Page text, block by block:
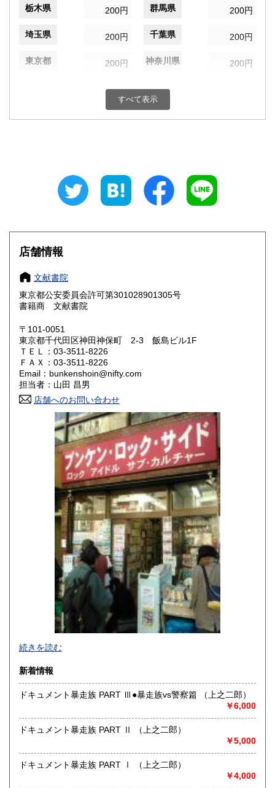
栃木県 200円 群馬県 200円
埼玉県 200円 千葉県 200円
東京都 200円 神奈川県 200円
200円 富山県
200円 三重県
大阪府
奈良県
鳥取県 200円 島根県
岡山県
山口県 200円
香川県 200円
高知県 200円
200円 長崎県
200円 大分県
200円 鹿児島県
200円
すべて表示
店舗情報
文献書院
東京都公安委員会許可第301028901305号
書籍商 文献書院
〒101-0051
東京都千代田区神田神保町 2-3 飯島ビル1F
ＴＥＬ：03-3511-8226
ＦＡＸ：03-3511-8226
Email：bunkenshoin@nifty.com
担当者：山田 昌男
店舗へのお問い合わせ
-
沿線名：東京メトロ半蔵門線 都営三田線 都営新宿線
最寄駅：神保町駅徒歩1分
営業時間：平日10:30-19:00 日・祝日11:00-18:30
定休日：年末年始(30日～3日)※28日以降の通販は翌年以降対
書籍の買取について
-
続きを読む
新着情報
ドキュメント暴走族 PART Ⅲ●暴走族vs警察篇 （上之二郎）
￥6,000
ドキュメント暴走族 PART Ⅱ （上之二郎）
￥5,000
ドキュメント暴走族 PART Ⅰ （上之二郎）
￥4,000